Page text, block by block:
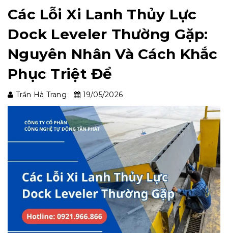
Các Lỗi Xi Lanh Thủy Lực
Dock Leveler Thường Gặp:
Nguyên Nhân Và Cách Khắc
Phục Triệt Để
Trần Hà Trang 19/05/2026